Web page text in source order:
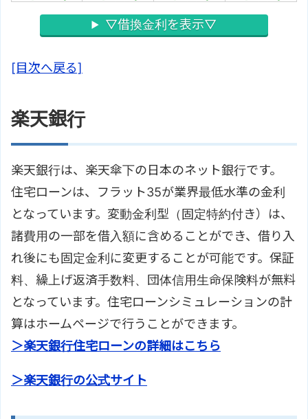
▽借換金利を表示▽
[目次へ戻る]
楽天銀行
楽天銀行は、楽天傘下の日本のネット銀行です。
住宅ローンは、フラット35が業界最低水準の金利
となっています。変動金利型（固定特約付き）は、
諸費用の一部を借入額に含めることができ、借り入
れ後にも固定金利に変更することが可能です。保証
料、繰上げ返済手数料、団体信用生命保険料が無料
となっています。住宅ローンシミュレーションの計
算はホームページで行うことができます。
＞楽天銀行住宅ローンの詳細はこちら
＞楽天銀行の公式サイト